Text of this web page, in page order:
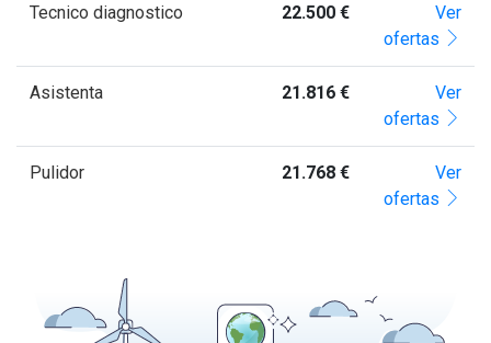
Tecnico diagnostico 22.500 €
Ver
ofertas
Asistenta 21.816 €
Ver
ofertas
Pulidor 21.768 €
Ver
ofertas